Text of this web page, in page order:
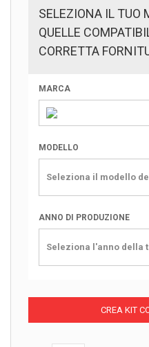
SELEZIONA IL TUO
QUELLE
CORRETTA
MARCA
MODELLO
Seleziona il modello
ANNO DI PRODUZIONE
Seleziona l'anno della
CREA KIT